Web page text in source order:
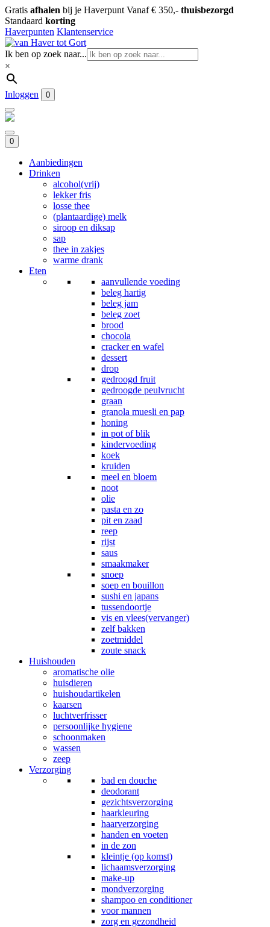
Gratis afhalen bij je Haverpunt Vanaf € 350,- thuisbezorgd
Standaard korting
Haverpunten Klantenservice
Ik ben op zoek naar...
×
Inloggen 0
0
Aanbiedingen
Drinken
alcohol(vrij)
lekker fris
losse thee
(plantaardige) melk
siroop en diksap
sap
thee in zakjes
warme drank
Eten
aanvullende voeding
beleg hartig
beleg jam
beleg zoet
brood
chocola
cracker en wafel
dessert
drop
gedroogd fruit
gedroogde peulvrucht
graan
granola muesli en pap
honing
in pot of blik
kindervoeding
koek
kruiden
meel en bloem
noot
olie
pasta en zo
pit en zaad
reep
rijst
saus
smaakmaker
snoep
soep en bouillon
sushi en japans
tussendoortje
vis en vlees(vervanger)
zelf bakken
zoetmiddel
zoute snack
Huishouden
aromatische olie
huisdieren
huishoudartikelen
kaarsen
luchtverfrisser
persoonlijke hygiene
schoonmaken
wassen
zeep
Verzorging
bad en douche
deodorant
gezichtsverzorging
haarkleuring
haarverzorging
handen en voeten
in de zon
kleintje (op komst)
lichaamsverzorging
make-up
mondverzorging
shampoo en conditioner
voor mannen
zorg en gezondheid